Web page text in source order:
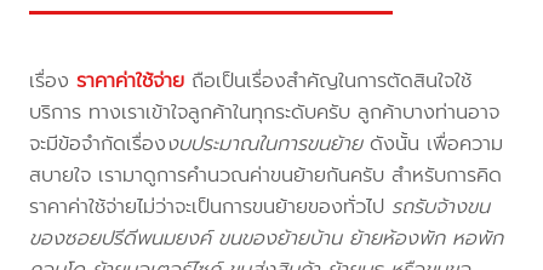
เรื่องราคาค่าใช้จ่าย ถือเป็นเรื่องสำคัญในการตัดสินใจใช้
บริการ ทางเราเข้าใจลูกค้าในทุกระดับครับ ลูกค้าบางท่านอาจ
จะมีข้อจำกัดเรื่องงบประมาณในการขนย้ายดังนั้น เพื่อความ
สบายใจ เรามาดูการคำนวณค่าขนย้ายกันครับ สำหรับการคิด
ราคาค่าใช้จ่ายไม่ว่าจะเป็นการขนย้ายของทั่วไป รถรับจ้างขน
ของซอยปรีดีพนมยงค์ ขนของย้ายบ้าน ย้ายห้องพัก หอพัก